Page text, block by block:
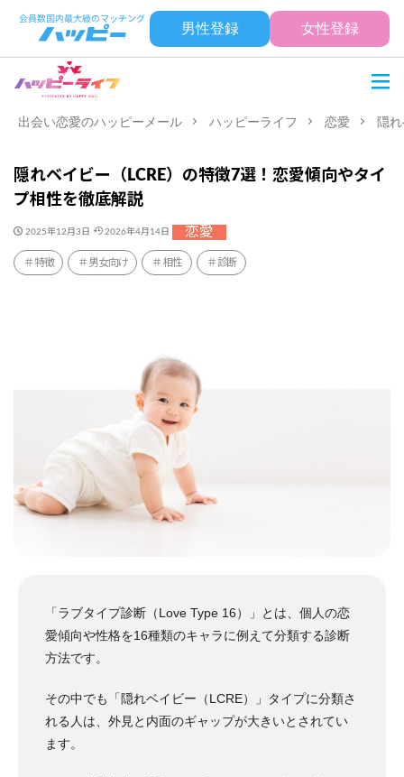
男性登録 女性登録
出会い恋愛のハッピーメール ハッピーライフ 恋愛 隠
隠れベイビー（LCRE）の特徴7選！恋愛傾向やタイ
プ相性を徹底解説
2025年12月3日 2026年4月14日 恋愛
特徴 男女向け 相性 診断
「ラブタイプ診断（Love Type 16）」とは、個人の恋
愛傾向や性格を16種類のキャラに例えて分類する診断
方法です。
その中でも「隠れベイビー（LCRE）」タイプに分類さ
れる人は、外見と内面のギャップが大きいとされてい
ます。